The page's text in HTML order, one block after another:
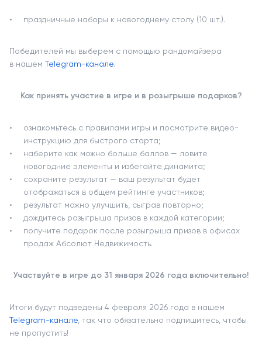
праздничные наборы к новогоднему столу (10 шт.).
Победителей мы выберем с помощью рандомайзера
в нашем Telegram-канале.
Как принять участие в игре и в розыгрыше подарков?
ознакомьтесь с правилами игры и посмотрите видео-
инструкцию для быстрого старта;
наберите как можно больше баллов — ловите
новогодние элементы и избегайте динамита;
сохраните результат — ваш результат будет
отображаться в общем рейтинге участников;
результат можно улучшить, сыграв повторно;
дождитесь розыгрыша призов в каждой категории;
получите подарок после розыгрыша призов в офисах
продаж Абсолют Недвижимость.
Участвуйте в игре до 31 января 2026 года включительно!
Итоги будут подведены 4 февраля 2026 года в нашем
Telegram-канале , так что обязательно подпишитесь, чтобы
не пропустить!